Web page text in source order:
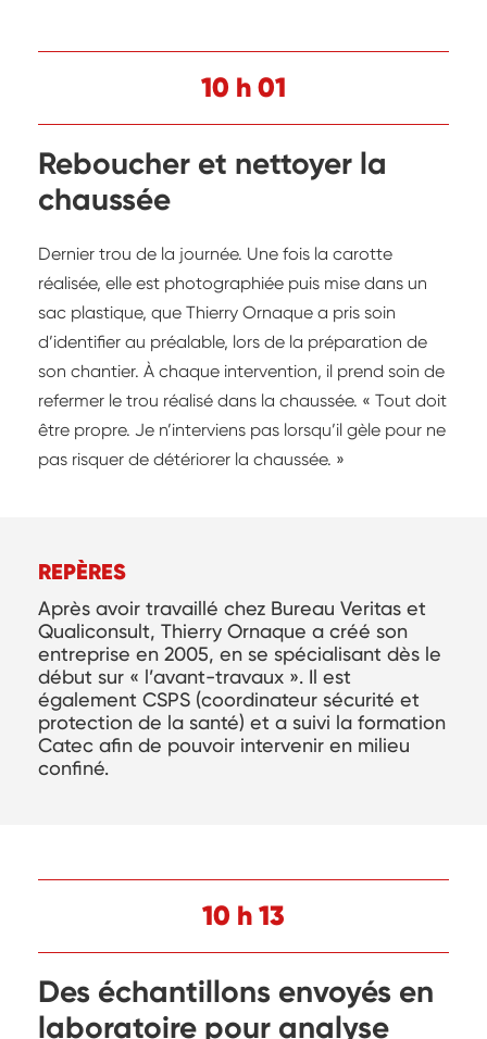
10 h 01
Reboucher et nettoyer la
chaussée
Dernier trou de la journée. Une fois la carotte
réalisée, elle est photographiée puis mise dans un
sac plastique, que Thierry Ornaque a pris soin
d’identifier au préalable, lors de la préparation de
son chantier. À chaque intervention, il prend soin de
refermer le trou réalisé dans la chaussée. « Tout doit
être propre. Je n’interviens pas lorsqu’il gèle pour ne
pas risquer de détériorer la chaussée. »
REPÈRES
Après avoir travaillé chez Bureau Veritas et
Qualiconsult, Thierry Ornaque a créé son
entreprise en 2005, en se spécialisant dès le
début sur « l’avant-travaux ». Il est
également CSPS (coordinateur sécurité et
protection de la santé) et a suivi la formation
Catec afin de pouvoir intervenir en milieu
confiné.
10 h 13
Des échantillons envoyés en
laboratoire pour analyse